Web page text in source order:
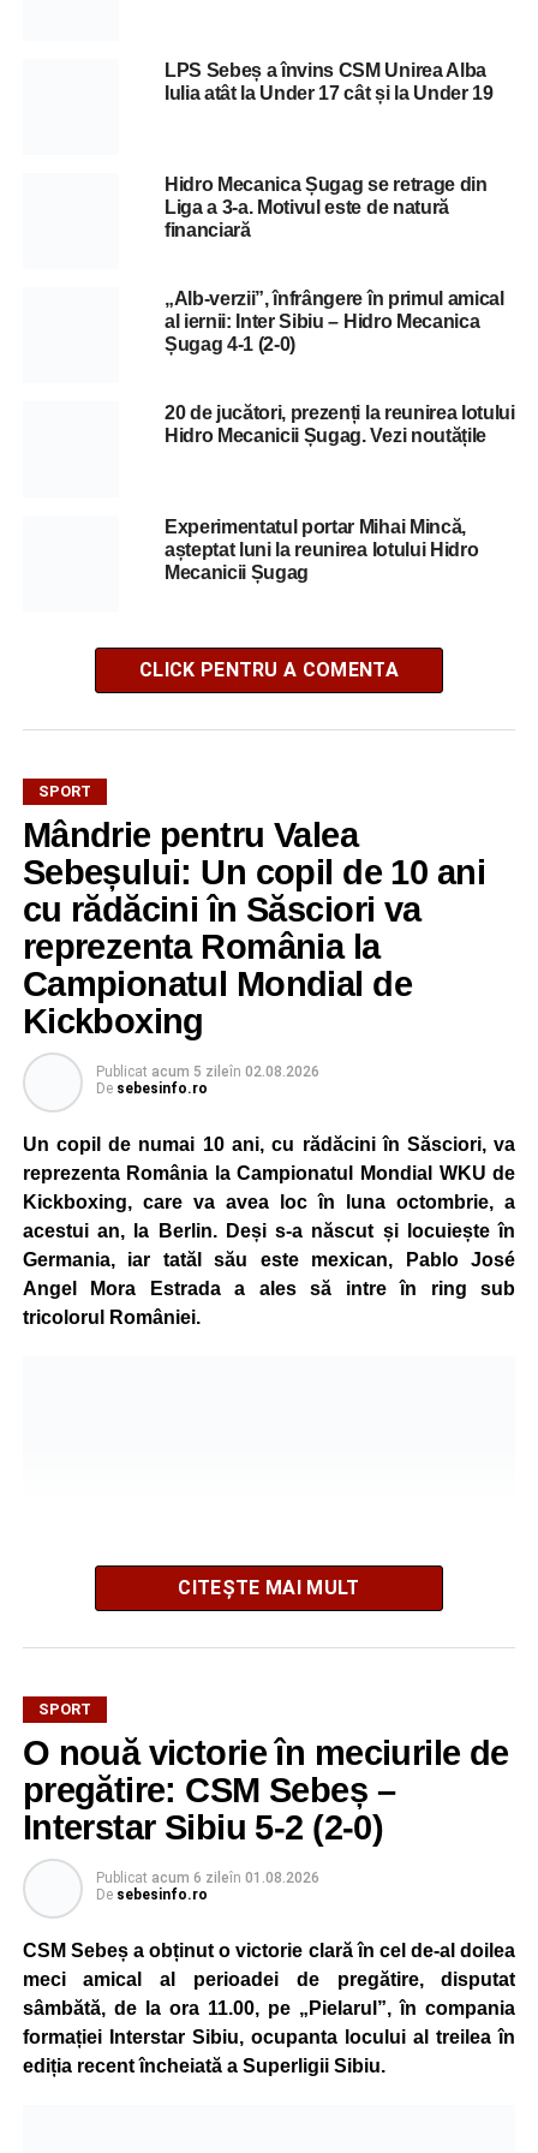
LPS Sebeș a învins CSM Unirea Alba
Iulia atât la Under 17 cât și la Under 19
Hidro Mecanica Șugag se retrage din
Liga a 3-a. Motivul este de natură
financiară
„Alb-verzii”, înfrângere în primul amical
al iernii: Inter Sibiu – Hidro Mecanica
Șugag 4-1 (2-0)
20 de jucători, prezenți la reunirea lotului
Hidro Mecanicii Șugag. Vezi noutățile
Experimentatul portar Mihai Mincă,
așteptat luni la reunirea lotului Hidro
Mecanicii Șugag
CLICK PENTRU A COMENTA
SPORT
Mândrie pentru Valea
Sebeșului: Un copil de 10 ani
cu rădăcini în Săsciori va
reprezenta România la
Campionatul Mondial de
Kickboxing
Publicat acum 5 zileîn 02.08.2026
De sebesinfo.ro
Un copil de numai 10 ani, cu rădăcini în Săsciori, va
reprezenta România la Campionatul Mondial WKU de
Kickboxing, care va avea loc în luna octombrie, a
acestui an, la Berlin. Deși s-a născut și locuiește în
Germania, iar tatăl său este mexican, Pablo José
Angel Mora Estrada a ales să intre în ring sub
tricolorul României.
Mama sa este originară din satul Țonea, comuna
Săsciori, iar legătura puternică cu România și cu locurile
natale ale familiei a stat la baza deciziei de a concura
pentru țara mamei sale.
La doar 10 ani, Pablo are deja un palmares impresionant.
Practică kickboxing de la vârsta de 4 ani, iar prin
antrenamente zilnice și multă disciplină a ajuns să obțină
rezultate remarcabile încă de la o vârstă fragedă.
La numai 8 ani, a câștigat toate centurile importante din
competițiile de kickboxing dedicate copiilor, iar în același
an a obținut și centura neagră, performanță rar întâlnită la
CITEȘTE MAI MULT
SPORT
O nouă victorie în meciurile de
pregătire: CSM Sebeș –
Interstar Sibiu 5-2 (2-0)
Publicat acum 6 zileîn 01.08.2026
De sebesinfo.ro
CSM Sebeș a obținut o victorie clară în cel de-al doilea
meci amical al perioadei de pregătire, disputat
sâmbătă, de la ora 11.00, pe „Pielarul”, în compania
formației Interstar Sibiu, ocupanta locului al treilea în
ediția recent încheiată a Superligii Sibiu.